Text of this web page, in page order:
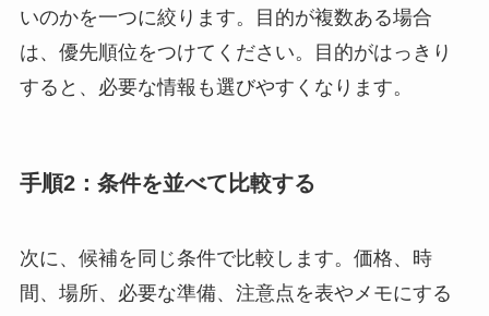
いのかを一つに絞ります。目的が複数ある場合
は、優先順位をつけてください。目的がはっきり
すると、必要な情報も選びやすくなります。
手順2：条件を並べて比較する
次に、候補を同じ条件で比較します。価格、時
間、場所、必要な準備、注意点を表やメモにする